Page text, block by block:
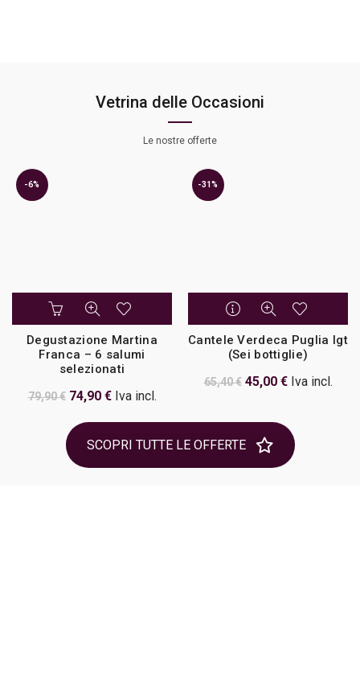
Vetrina delle Occasioni
Le nostre offerte
-6%
Degustazione Martina
Franca – 6 salumi
selezionati
79,90€ Il
originale
era:
74,90 €IlIva incl.
-31%
Cantele Verdeca Puglia Igt
(Sei bottiglie)
65,40€ Il
originale
era:
65,40 €.
45,00 €Il
è:
45,00 €.
Iva incl.
SCOPRI TUTTE LE OFFERTE